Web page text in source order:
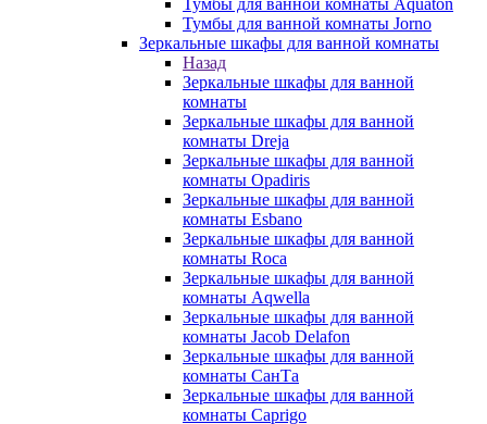
Тумбы для ванной комнаты Aquaton
Тумбы для ванной комнаты Jorno
Зеркальные шкафы для ванной комнаты
Назад
Зеркальные шкафы для ванной
комнаты
Зеркальные шкафы для ванной
комнаты Dreja
Зеркальные шкафы для ванной
комнаты Opadiris
Зеркальные шкафы для ванной
комнаты Esbano
Зеркальные шкафы для ванной
комнаты Roca
Зеркальные шкафы для ванной
комнаты Aqwella
Зеркальные шкафы для ванной
комнаты Jacob Delafon
Зеркальные шкафы для ванной
комнаты СанТа
Зеркальные шкафы для ванной
комнаты Caprigo